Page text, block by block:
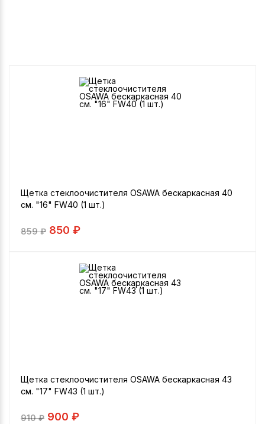
Щетка стеклоочистителя OSAWA бескаркасная 40
см. "16" FW40 (1 шт.)
859₽ 850 ₽
Щетка стеклоочистителя OSAWA бескаркасная 43
см. "17" FW43 (1 шт.)
910₽ 900 ₽